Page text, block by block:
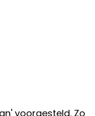
voorgesteld. Zo